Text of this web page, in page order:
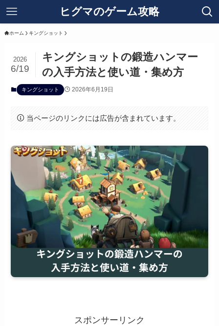
ヒグマのゲーム攻略
ホーム キングショット
キングショットの鍛造ハンマー
の入手方法と使い道・集め方
2026
6/19
キングショット 2026年6月19日
当ページのリンクには広告が含まれています。
スポンサーリンク